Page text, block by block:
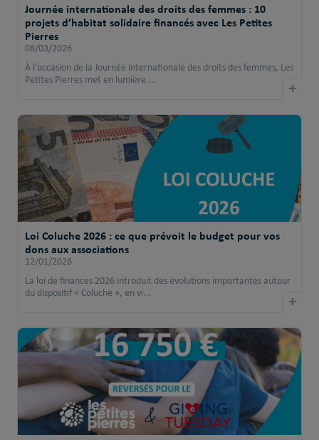
Journée internationale des droits des femmes : 10
projets d’habitat solidaire financés avec Les Petites
Pierres
08/03/2026
À l’occasion de la Journée internationale des droits des femmes, Les
Petites Pierres met en lumière ...
+
Loi Coluche 2026 : ce que prévoit le budget pour vos
dons aux associations
12/01/2026
La loi de finances 2026 introduit des évolutions importantes autour
du dispositif « Coluche », en vi...
+